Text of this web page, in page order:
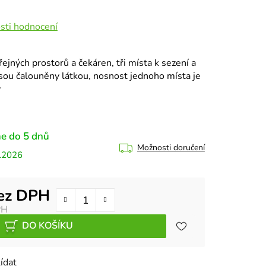
hodnocení
prostorů a čekáren, tři místa k sezení a
čalouněny látkou, nosnost jednoho místa je
do 5 dnů
Možnosti doručení
DPH
DO KOŠÍKU